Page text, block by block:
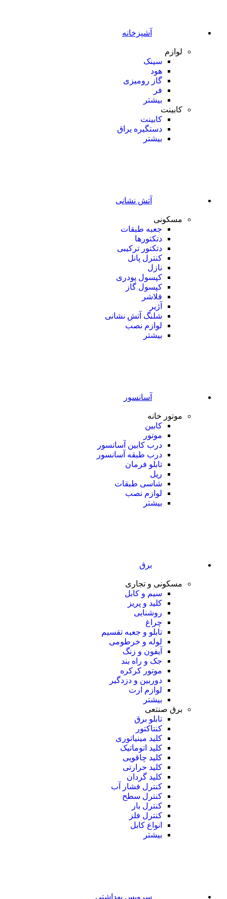
آشپزخانه
لوازم
سینک
هود
گاز رومیزی
فر
بیشتر
کابینت
کابینت
دستگیره یراق
بیشتر
آتش نشانی
مسکونی
جعبه طبقات
دتکتورها
دتکتور ترکیبی
کنترل پانل
نازل
کپسول پودری
کپسول گاز
فلاشر
آژیر
شلنگ آتش نشانی
لوازم نصب
بیشتر
آسانسور
موتور خانه
کابین
موتور
درب کابین آسانسور
درب طبقه آسانسور
تابلو فرمان
ریل
شاسی طبقات
لوازم نصب
بیشتر
برق
مسکونی و تجاری
سیم و کابل
کلید و پریز
روشنایی
چراغ
تابلو و جعبه تقسیم
لوله و خرطومی
آیفون و زنگ
جک و راه بند
موتور کرکره
دوربین و دزدگیر
لوازم ارت
بیشتر
برق صنتعی
تابلو برق
کنتاکتور
کلید مینیاتوری
کلید اتوماتیک
کلید چاقویی
کلید حرارتی
کلید گردان
کنترل فشار آب
کنترل سطح
کنترل بار
کنترل فلز
انواع کابل
بیشتر
سرویس بهداشتی